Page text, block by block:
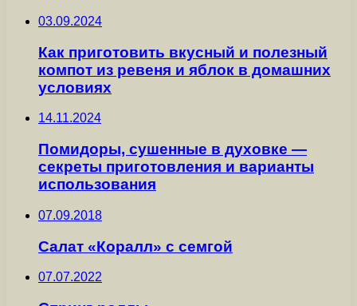
03.09.2024
Как приготовить вкусный и полезный
компот из ревеня и яблок в домашних
условиях
14.11.2024
Помидоры, сушенные в духовке —
секреты приготовления и варианты
использования
07.09.2018
Салат «Коралл» с семгой
07.07.2022